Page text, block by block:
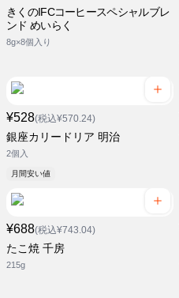
きくのIFCコーヒースペシャルブレ
ンド めいらく
8g×8個入り
¥528(税込¥570.24)
銀座カリードリア 明治
2個入
月間安い値
¥688(税込¥743.04)
たこ焼 千房
215g